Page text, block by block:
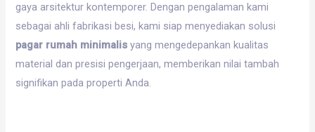
gaya arsitektur kontemporer. Dengan pengalaman kami
sebagai ahli fabrikasi besi, kami siap menyediakan solusi
pagar rumah minimalis yang mengedepankan kualitas
material dan presisi pengerjaan, memberikan nilai tambah
signifikan pada properti Anda.